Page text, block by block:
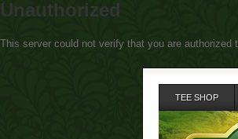
Unauthorized
This server could not verify that you are authorized
TEE SHOP